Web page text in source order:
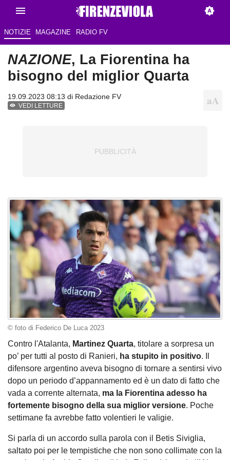
NOTIZIE MAGAZINE RADIO FV
NAZIONE, La Fiorentina ha
bisogno del miglior Quarta
19.09.2023 08:13 di Redazione FV
VEDI LETTURE
© foto di Federico De Luca 2023
Contro l'Atalanta, Martinez Quarta, titolare a sorpresa un
po’ per tutti al posto di Ranieri, ha stupito in positivo. Il
difensore argentino aveva bisogno di tornare a sentirsi vivo
dopo un periodo d’appannamento ed è un dato di fatto che
vada a corrente alternata, ma la Fiorentina adesso ha
fortemente bisogno della sua miglior versione. Poche
settimane fa avrebbe fatto volentieri le valigie.
Si parla di un accordo sulla parola con il Betis Siviglia,
saltato poi per le tempistiche che non sono collimate con la